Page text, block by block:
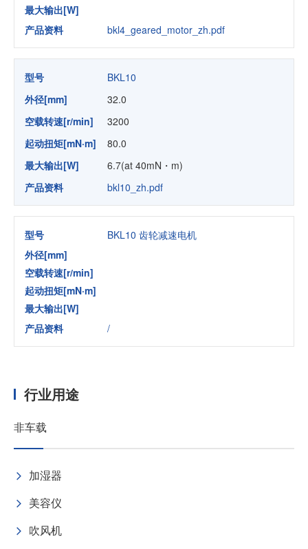
最大输出[W]
产品资料
bkl4_geared_motor_zh.pdf
型号
BKL10
外径[mm]
32.0
空载转速[r/min]
3200
起动扭矩[mN·m]
80.0
最大输出[W]
6.7(at 40mN・m)
产品资料
bkl10_zh.pdf
型号
BKL10 齿轮减速电机
外径[mm]
空载转速[r/min]
起动扭矩[mN·m]
最大输出[W]
产品资料
/
行业用途
非车载
加湿器
美容仪
吹风机